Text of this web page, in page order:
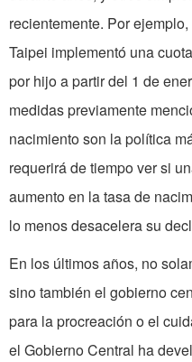
recientemente. Por
Taipei implementó una
por hijo a partirdel 1 de
medidas previamente
nacimiento son la política
requerirá de tiempo ver si
aumento en la tasa de
lo menos desacelera su
En los últimos años, no
sino también el gobierno
para la procreación o el
el Gobierno Central ha